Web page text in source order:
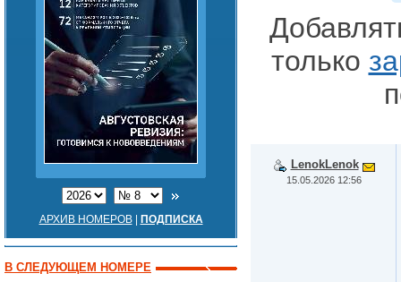
АРХИВ НОМЕРОВ| ПОДПИСКА
В СЛЕДУЮЩЕМ НОМЕРЕ
только
LenokLenok
15.05.2026 12:56